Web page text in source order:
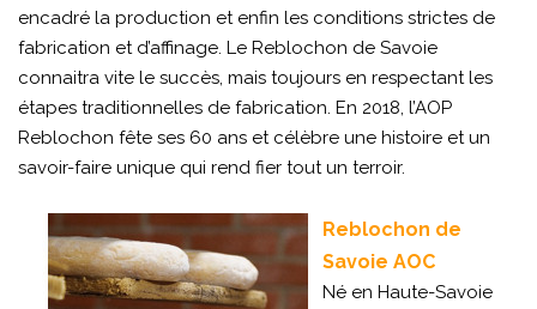
encadré la production et enfin les conditions strictes de
fabrication et d’affinage. Le Reblochon de Savoie
connaitra vite le succès, mais toujours en respectant les
étapes traditionnelles de fabrication. En 2018, l’AOP
Reblochon fête ses 60 ans et célèbre une histoire et un
savoir-faire unique qui rend fier tout un terroir.
Reblochon de
Savoie AOC
Né en Haute-Savoie